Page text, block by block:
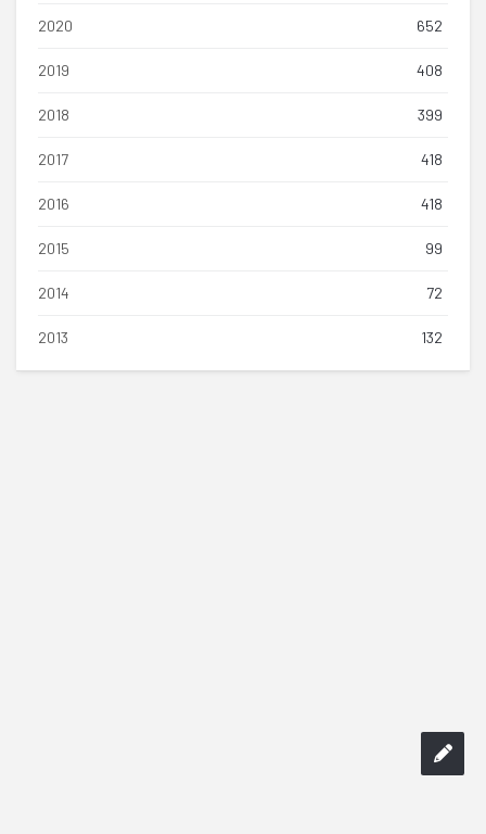
2020 652
2019 408
2018 399
2017 418
2016 418
2015 99
2014 72
2013 132